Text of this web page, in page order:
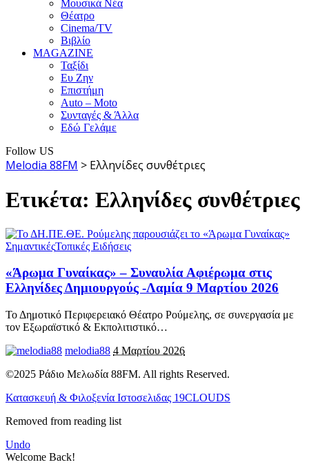
Μουσικά Νέα
Θέατρο
Cinema/TV
Βιβλίο
MAGAZINE
Ταξίδι
Ευ Ζην
Επιστήμη
Auto – Moto
Συνταγές & Άλλα
Εδώ Γελάμε
Follow US
Melodia 88FM > Ελληνίδες συνθέτριες
Ετικέτα: Ελληνίδες συνθέτριες
ΣημαντικέςΤοπικές Ειδήσεις
«Άρωμα Γυναίκας» – Συναυλία Αφιέρωμα στις
Ελληνίδες Δημιουργούς -Λαμία 9 Μαρτίου 2026
Το Δημοτικό Περιφερειακό Θέατρο Ρούμελης, σε συνεργασία με
τον Εξωραϊστικό & Εκπολιτιστικό…
melodia88 4 Μαρτίου 2026
©2025 Ράδιο Μελωδία 88FM. All rights Reserved.
Κατασκευή & Φιλοξενία Ιστοσελιδας 19CLOUDS
Removed from reading list
Undo
Welcome Back!